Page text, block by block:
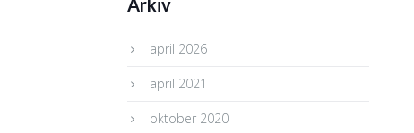
Arkiv
april 2026
april 2021
oktober 2020